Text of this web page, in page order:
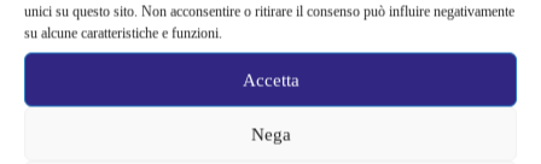
unici su questo sito. Non acconsentire o ritirare il consenso può influire negativamente
su alcune caratteristiche e funzioni.
Accetta
Nega